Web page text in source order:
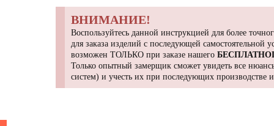
ВНИМАНИЕ!
Воспользуйтесь данной инструкцией для более
для заказа изделий с последующей
возможен ТОЛЬКО при заказе нашего
Только опытный замерщик сможет увидеть все
систем) и учесть их при последующих производстве